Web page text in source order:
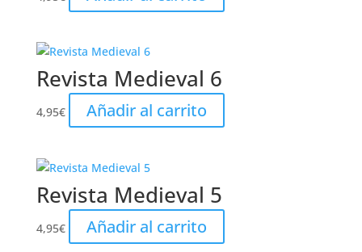
Revista Medieval 6
4,95€ Añadir al carrito
Revista Medieval 5
4,95€ Añadir al carrito